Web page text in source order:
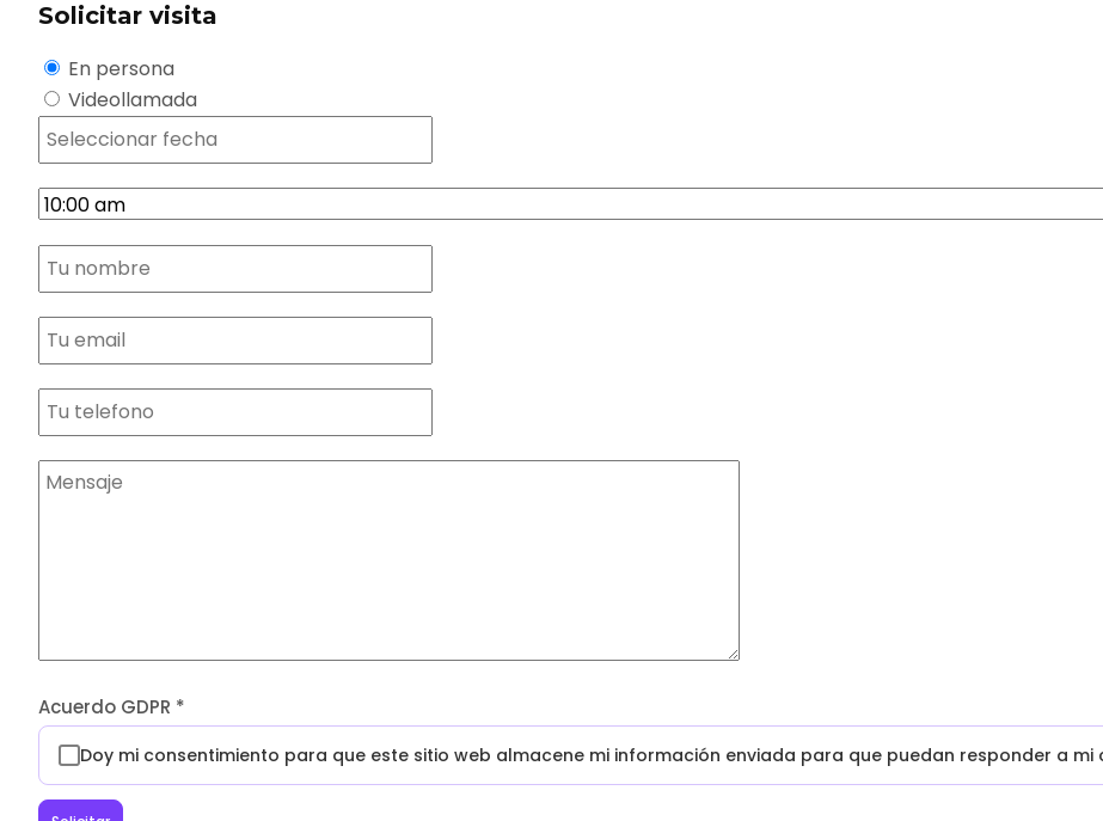
Solicitar visita
En persona
Videollamada
Acuerdo GDPR *
Doy mi consentimiento para que este sitio web almacene mi información enviada para que puedan responder a mi